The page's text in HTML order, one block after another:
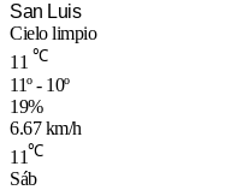
San Luis
Cielo limpio
11 ℃
11º - 10º
19%
6.67 km/h
11℃
Sáb